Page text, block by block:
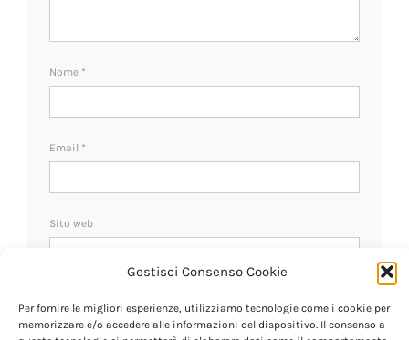
Gestisci Consenso Cookie
Per fornire le migliori esperienze, utilizziamo tecnologie come i cookie per
memorizzare e/o accedere alle informazioni del dispositivo. Il consenso a
Nome *
Email *
Sito web